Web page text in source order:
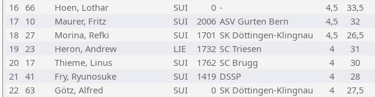
16 66 Hoen, Lothar SUI 0 - 4,5 33,5
17 10 Maurer, Fritz SUI 2006 ASV Gurten Bern 4,5 32
18 27 Morina, Refki SUI 1701 SK Döttingen-Klingnau 4,5 26,5
19 23 Heron, Andrew LIE 1732 SC Triesen 4 31
20 17 Thieme, Linus SUI 1762 SC Brugg 4 30
21
41 Fry, Ryunosuke SUI 1419 DSSP 4 28
22 63 Götz, Alfred SUI 0 SK Döttingen-Klingnau 4 27,5